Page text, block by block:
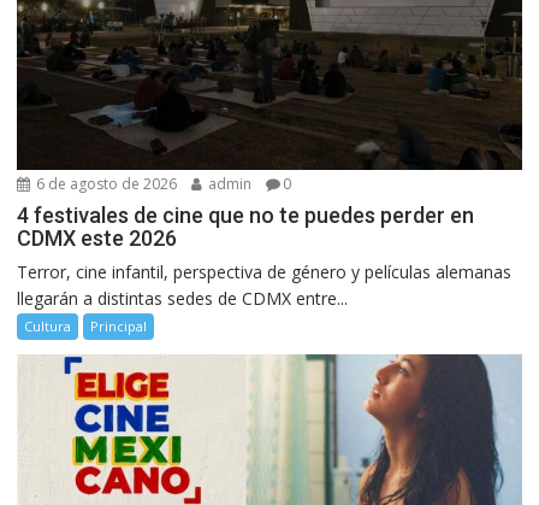
6 de agosto de 2026 admin 0
4 festivales de cine que no te puedes perder en
CDMX este 2026
Terror, cine infantil, perspectiva de género y películas alemanas
llegarán a distintas sedes de CDMX entre...
Cultura Principal